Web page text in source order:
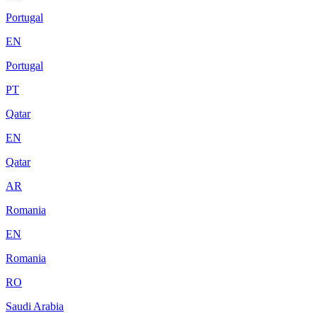
Portugal
EN
Portugal
PT
Qatar
EN
Qatar
AR
Romania
EN
Romania
RO
Saudi Arabia